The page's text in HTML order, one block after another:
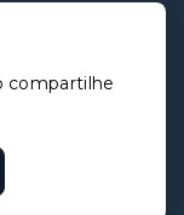
compartilhe